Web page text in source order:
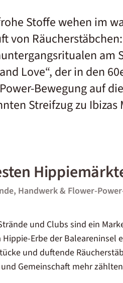
Stoffe wehen im
von
am
Love“, der in den
Bewegung auf
Streifzug zu
Handwerk & Flower-
und Clubs sind ein
Erbe der Baleareninsel
und duftende
Gemeinschaft mehr